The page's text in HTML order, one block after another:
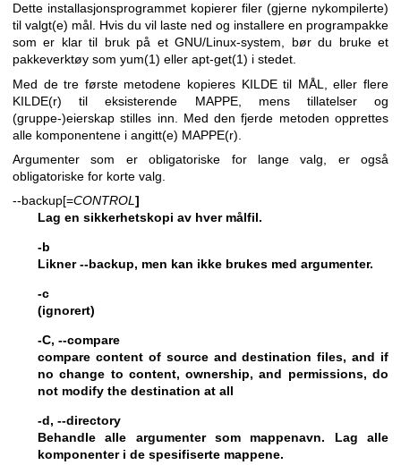
Dette installasjonsprogrammet kopierer filer (gjerne nykompilerte)
til valgt(e) mål. Hvis du vil laste ned og installere en programpakke
som er klar til bruk på et GNU/Linux-system, bør du bruke et
pakkeverktøy som yum(1) eller apt-get(1) i stedet.
Med de tre første metodene kopieres KILDE til MÅL, eller flere
KILDE(r) til eksisterende MAPPE, mens tillatelser og
(gruppe-)eierskap stilles inn. Med den fjerde metoden opprettes
alle komponentene i angitt(e) MAPPE(r).
Argumenter som er obligatoriske for lange valg, er også
obligatoriske for korte valg.
--backup[=CONTROL]
Lag en sikkerhetskopi av hver målfil.
-b
Likner--backup, men kan ikke brukes med argumenter.
-c
(ignorert)
-C, --compare
compare content of source and destination files, and if
no change to content, ownership, and permissions, do
not modify the destination at all
-d, --directory
Behandle alle argumenter som mappenavn. Lag alle
komponenter i de spesifiserte mappene.